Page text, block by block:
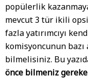
popülerlik
mevcut 3 tür ikili
fazla yatırımcıyı
komisyoncunun bazı
bilmelisiniz. Bu
önce bilmeniz